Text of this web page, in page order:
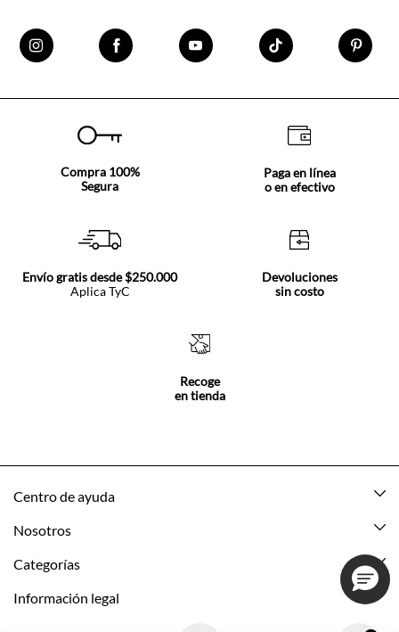
Compra 100%
Segura
Paga en línea
o en efectivo
Envío gratis desde $250.000
Aplica TyC
Devoluciones
sin costo
Recoge
en tienda
Centro de ayuda
Mis pedidos
Nosotros
Acerca de Tennis
Categorías
Nuevo
Información legal